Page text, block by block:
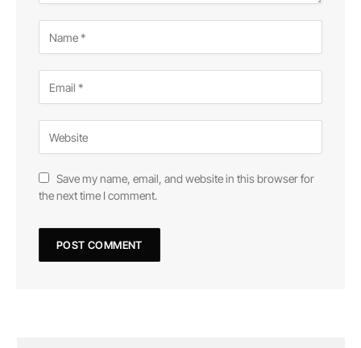
Save my name, email, and website in this browser for
the next time I comment.